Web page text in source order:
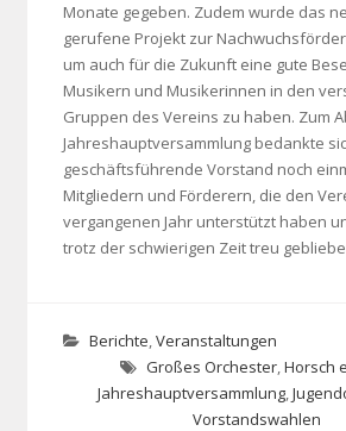
Monate gegeben. Zudem wurde das
gerufene Projekt zur
um auch für die Zukunft eine gute
Musikern und Musikerinnen in den
Gruppen des Vereins zu haben. Zum
Jahreshauptversammlung bedankte
geschäftsführende Vorstand noch
Mitgliedern und Förderern, die den
vergangenen Jahr unterstützt haben
trotz der schwierigen Zeit treu
Berichte,Veranstaltungen
Großes Orchester,Horsch
Jahreshauptversammlung,
Vorstandswahlen